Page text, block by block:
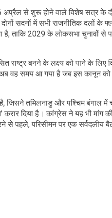
से शुरू होने वाले विशेष सत्र के
सदनों में सभी राजनीतिक दलों के
है, ताकि 2029 के लोकसभा चुनावों से
राष्ट्र बनने के लक्ष्य को पाने के लिए
अब वह समय आ गया है जब इस कानून
जिसने तमिलनाडु और पश्चिम बंगाल में
दिया है। कांग्रेस ने यह भी मांग
से पहले, परिसीमन पर एक सर्वदलीय